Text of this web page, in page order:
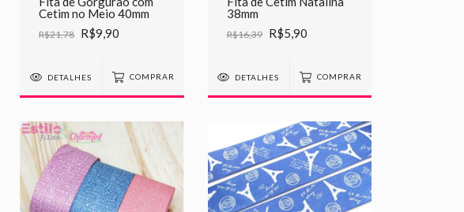
Cetim no Meio 40mm
R$21,78 R$9,90
DETALHES COMPRAR
38mm
R$16,39 R$5,90
DETALHES COMPRAR